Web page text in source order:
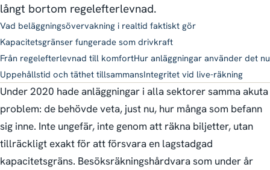
långt bortom regelefterlevnad.
Vad beläggnings­övervakning i realtid faktiskt gör
Kapacitets­gränser fungerade som drivkraft
Från regelefterlevnad till komfortHur anläggningar använder det nu
Uppehållstid och täthet tillsammansIntegritet vid live-räkning
Under 2020 hade anläggningar i alla sektorer samma akuta
problem: de behövde veta, just nu, hur många som befann
sig inne. Inte ungefär, inte genom att räkna biljetter, utan
tillräckligt exakt för att försvara en lagstadgad
kapacitetsgräns. Besöksräkningshårdvara som under år